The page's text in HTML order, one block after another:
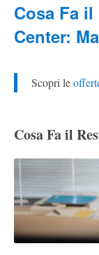
Elenco
Pubblica
Offerte
Cosa Fa
Center:
Scopri le
Cosa Fa il